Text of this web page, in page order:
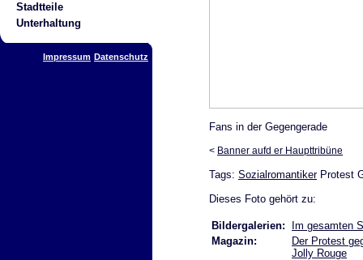
Stadtteile
Unterhaltung
Impressum Datenschutz
Fans in der Gegengerade
< Banner aufd er Haupttribüne
Tags: SozialromantikerProtest
Dieses Foto gehört zu:
Bildergalerien:
Im gesamten
Magazin:
Der Protest
Jolly Rouge